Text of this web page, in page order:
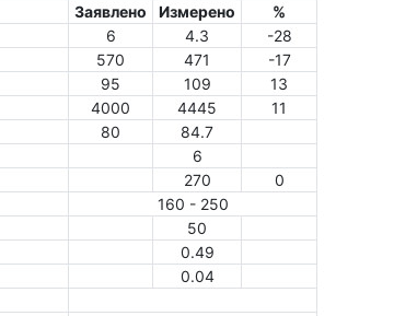
Заявлено
Измерено
%
6 4.3
-28
570 471
-17
95 109
13
4000 4445
11
80
84.7
6
270
0
160 - 250
50
0.49
0.04